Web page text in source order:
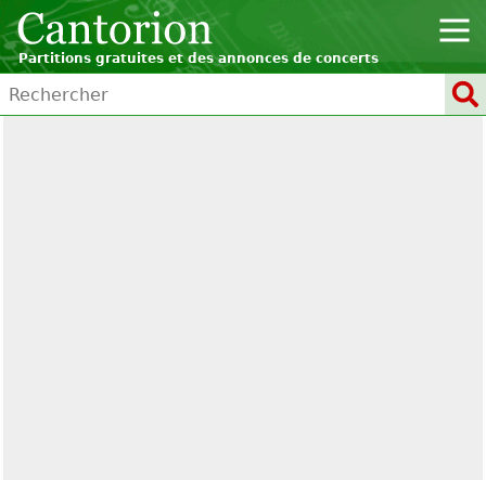
Partitions gratuites et des annonces de concerts